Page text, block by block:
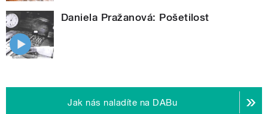
Daniela Pražanová: Pošetilost
Jak nás naladíte na DABu